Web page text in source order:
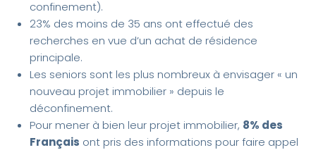
confinement).
23% des moins de 35 ans ont effectué des
recherches en vue d’un achat de résidence
principale.
Les seniors sont les plus nombreux à envisager « un
nouveau projet immobilier » depuis le
déconfinement.
Pour mener à bien leur projet immobilier, 8% des
Français ont pris des informations pour faire appel